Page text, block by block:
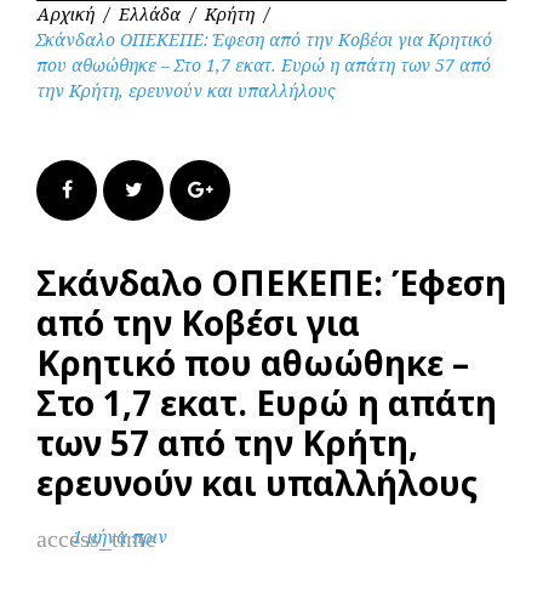
Αρχική / Ελλάδα / Κρήτη /
Σκάνδαλο ΟΠΕΚΕΠΕ: Έφεση από την Κοβέσι για Κρητικό
που αθωώθηκε – Στο 1,7 εκατ. Ευρώ η απάτη των 57 από
την Κρήτη, ερευνούν και υπαλλήλους
FacebookTwitter Google+
Σκάνδαλο ΟΠΕΚΕΠΕ: Έφεση
από την Κοβέσι για
Κρητικό που αθωώθηκε –
Στο 1,7 εκατ. Ευρώ η απάτη
των 57 από την Κρήτη,
ερευνούν και υπαλλήλους
access_time
1 μήνα πριν